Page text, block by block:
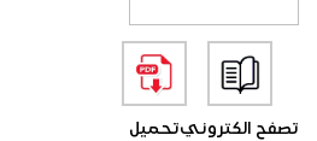
تصفح الكترونيتحميل